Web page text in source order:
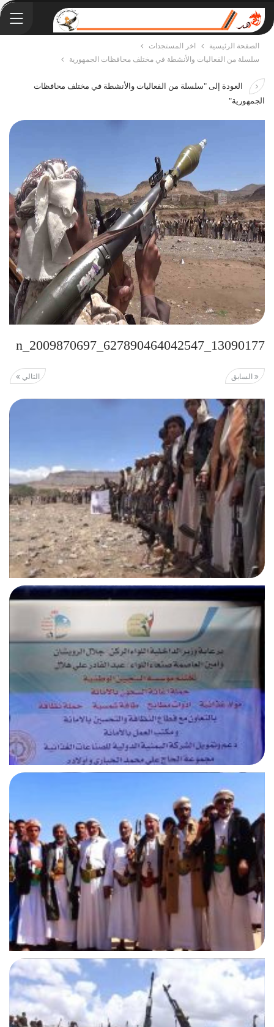
الصفحة الرئيسية
اخر المستجدات
سلسلة من الفعاليات والأنشطة في مختلف محافظات الجمهورية
العودة إلى "سلسلة من الفعاليات والأنشطة في مختلف محافظات
الجمهورية"
13090177_627890464042547_2009870697_n
التالي السابق